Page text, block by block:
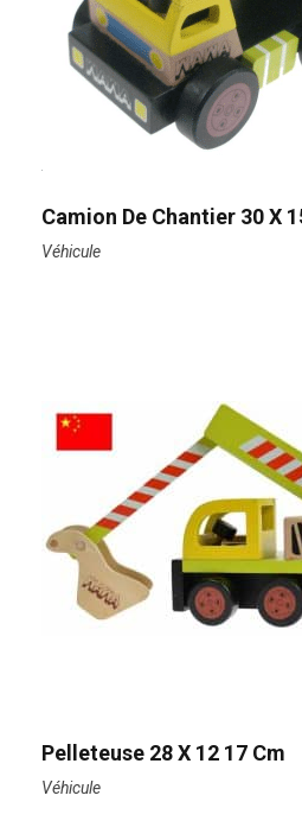
Camion De Chantier 30 X
Véhicule
Pelleteuse 28 X 12 17 Cm
Véhicule